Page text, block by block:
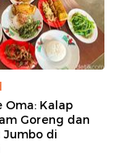
Oma: Kalap
Goreng dan
di